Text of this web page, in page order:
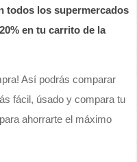
todos los supermercados
en tu carrito de la
Así podrás comparar
fácil, úsado y compara tu
ahorrarte el máximo